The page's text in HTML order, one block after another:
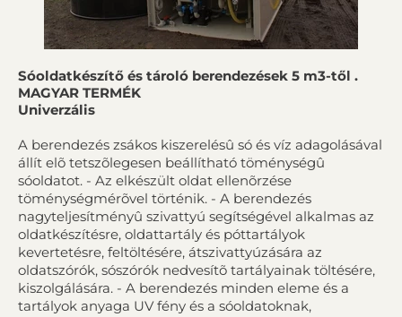
Sóoldatkészítő és tároló berendezések 5 m3-től .
MAGYAR TERMÉK
Univerzális
A berendezés zsákos kiszerelésû só és víz adagolásával
állít elõ tetszõlegesen beállítható töménységû
sóoldatot. - Az elkészült oldat ellenõrzése
töménységmérõvel történik. - A berendezés
nagyteljesítményû szivattyú segítségével alkalmas az
oldatkészítésre, oldattartály és póttartályok
kevertetésre, feltöltésére, átszivattyúzására az
oldatszórók, sószórók nedvesítõ tartályainak töltésére,
kiszolgálására. - A berendezés minden eleme és a
tartályok anyaga UV fény és a sóoldatoknak,